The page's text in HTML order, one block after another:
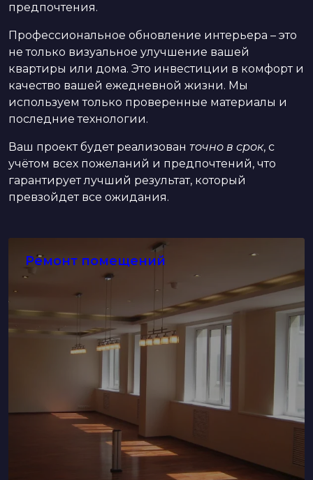
предпочтения.
Профессиональное обновление интерьера – это
не только визуальное улучшение вашей
квартиры или дома. Это инвестиции в комфорт и
качество вашей ежедневной жизни. Мы
используем только проверенные материалы и
последние технологии.
Ваш проект будет реализован точно в срок, с
учётом всех пожеланий и предпочтений, что
гарантирует лучший результат, который
превзойдет все ожидания.
Ремонт помещений